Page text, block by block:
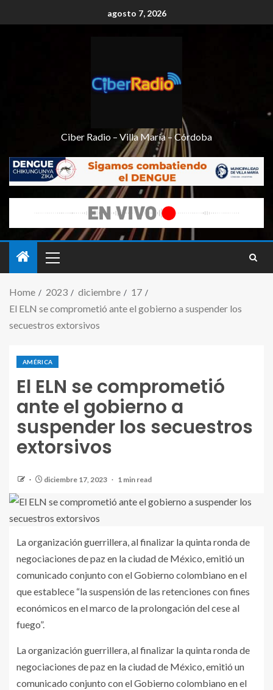
agosto 7, 2026
Ciber Radio – Villa María – Córdoba
Home 2023 diciembre
17
El ELN se comprometió ante el gobierno a suspender los
secuestros extorsivos
AMÉRICA
El ELN se comprometió
ante el gobierno a
suspender los secuestros
extorsivos
diciembre 17, 2023 1 min read
La organización guerrillera, al finalizar la quinta ronda de
negociaciones de paz en la ciudad de México, emitió un
comunicado conjunto con el Gobierno colombiano en el
que establece “la suspensión de las retenciones con fines
económicos en el marco de la prolongación del cese al
fuego”.
La organización guerrillera, al finalizar la quinta ronda de
negociaciones de paz en la ciudad de México, emitió un
comunicado conjunto con el Gobierno colombiano en el